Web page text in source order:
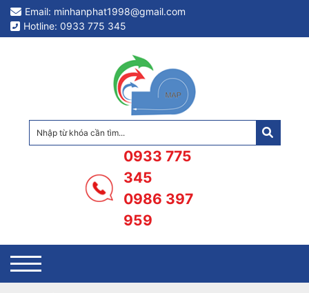
Email: minhanphat1998@gmail.com
Hotline: 0933 775 345
0933 775
345
0986 397
959